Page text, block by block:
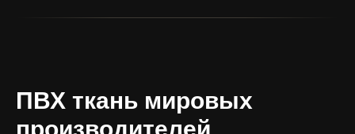
ПВХ ткань мировых